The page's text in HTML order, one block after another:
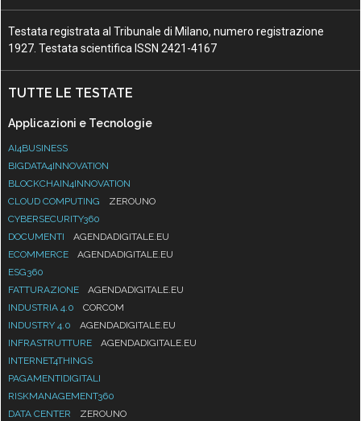
Testata registrata al Tribunale di Milano, numero registrazione
1927. Testata scientifica ISSN 2421-4167
TUTTE LE TESTATE
Applicazioni e Tecnologie
AI4BUSINESS
BIGDATA4INNOVATION
BLOCKCHAIN4INNOVATION
CLOUD COMPUTING
ZEROUNO
CYBERSECURITY360
DOCUMENTI
AGENDADIGITALE.EU
ECOMMERCE
AGENDADIGITALE.EU
ESG360
FATTURAZIONE
AGENDADIGITALE.EU
INDUSTRIA 4.0
CORCOM
INDUSTRY 4.0
AGENDADIGITALE.EU
INFRASTRUTTURE
AGENDADIGITALE.EU
INTERNET4THINGS
PAGAMENTIDIGITALI
RISKMANAGEMENT360
DATA CENTER
ZEROUNO